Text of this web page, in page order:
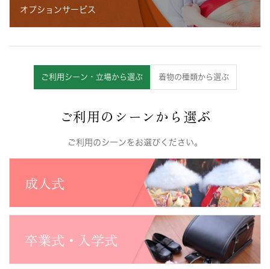
オプションサービス
ご利用シーン・立場から選ぶ 着物の種類から選ぶ
ご利用のシーンから選ぶ
ご利用のシーンをお選びください。
成人式
卒業式・入学式